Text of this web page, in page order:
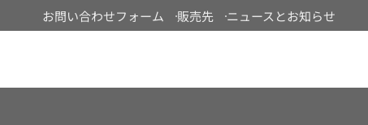
お問い合わせフォーム 販売先 ニュースとお知らせ